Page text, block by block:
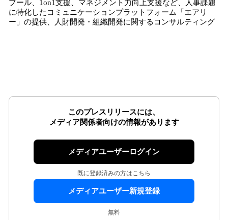
プール、1on1支援、マネジメント力向上支援など、人事課題
に特化したコミュニケーションプラットフォーム「エアリ
ー」の提供、人財開発・組織開発に関するコンサルティング
このプレスリリースには、
メディア関係者向けの情報があります
メディアユーザーログイン
既に登録済みの方はこちら
メディアユーザー新規登録
無料